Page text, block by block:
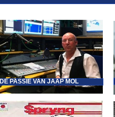
DE PASSIE VAN JAAP MOL